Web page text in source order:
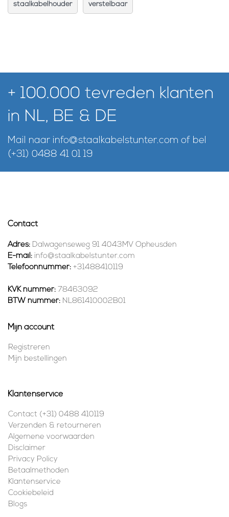
staalkabelhouder verstelbaar
+ 100.000 tevreden klanten
in NL, BE & DE
Mail naar info@staalkabelstunter.com of bel
(+31) 0488 41 01 19
Contact
Adres: Dalwagenseweg 91 4043MV Opheusden
E-mail: info@staalkabelstunter.com
Telefoonnummer: +31488410119
KVK nummer: 78463092
BTW nummer: NL861410002B01
Mijn account
Registreren
Mijn bestellingen
Klantenservice
Contact (+31) 0488 410119
Verzenden & retourneren
Algemene voorwaarden
Disclaimer
Privacy Policy
Betaalmethoden
Klantenservice
Cookiebeleid
Blogs